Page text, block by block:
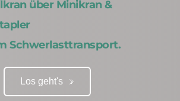
über Minikran &
Schwerlasttransport.
Los geht's